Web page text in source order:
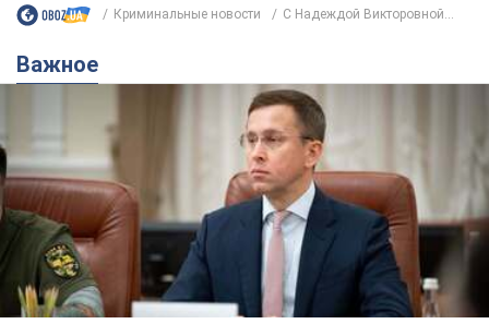
Криминальные новости С Надеждой Викторовной...
Важное